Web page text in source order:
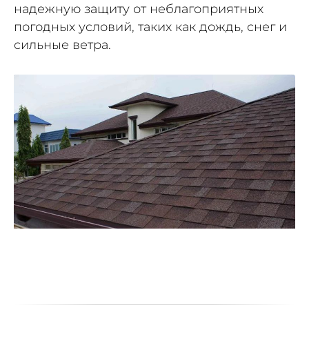
надежную защиту от неблагоприятных
погодных условий, таких как дождь, снег и
сильные ветра.